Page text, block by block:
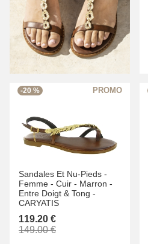
-20 %
Sandales Et Nu-Pieds -
Femme - Cuir - Marron -
Entre Doigt & Tong -
CARYATIS
119.20 €
149.00 €